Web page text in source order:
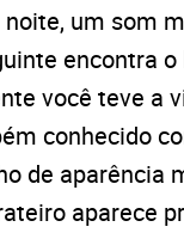
um som
encontra
você teve a
conhecido
de aparência
aparece